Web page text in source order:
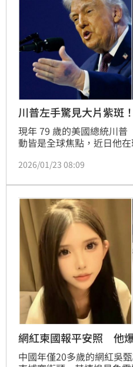
川普左手驚見大片紫斑
現年 79 歲的美國總統川
動皆是全球焦點，近日他
後隨即在社群平台 X（原
出面滅火，解釋這只是「
調總統身體依舊硬朗。
2026/01/23 08:09
網紅柬國報平安照 他
中國年僅20多歲的網紅吳